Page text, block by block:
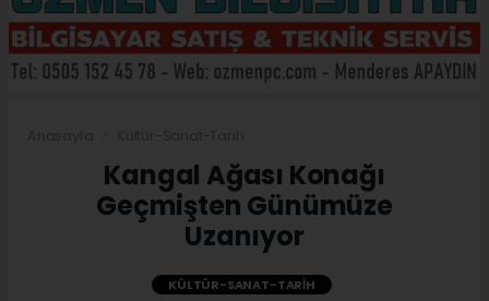
Kangal Ağası Konağı
Geçmişten Günümüze
Uzanıyor
KÜLTÜR-SANAT-TARIH